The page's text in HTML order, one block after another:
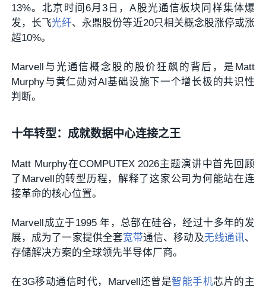
13%。北京时间6月3日，A股光通信板块同样集体爆
发，长飞光纤、永鼎股份等近20只相关概念股涨停或涨
超10%。
Marvell与光通信概念股的股价狂飙的背后，是 Matt
Murphy与黄仁勋对AI基础设施下一个增长极的共识性
判断。
十年转型：成就数据中心连接之王
Matt Murphy在COMPUTEX 2026主题演讲中首先回顾
了Marvell的转型历程，解释了这家公司为何能站在连
接革命的核心位置。
Marvell成立于1995 年，总部在硅谷，经过十多年的发
展，成为了一家提供全套宽带通信、移动及无线通讯、
存储解决方案的全球领先半导体厂商。
在3G移动通信时代，Marvell还曾是智能手机芯片的主